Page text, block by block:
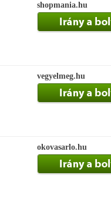
shopmania.hu
vegyelmeg.hu
okovasarlo.hu